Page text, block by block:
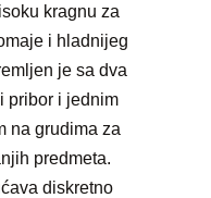
kragnu za
i hladnijeg
je sa dva
pribor i jednim
na grudima za
predmeta.
diskretno